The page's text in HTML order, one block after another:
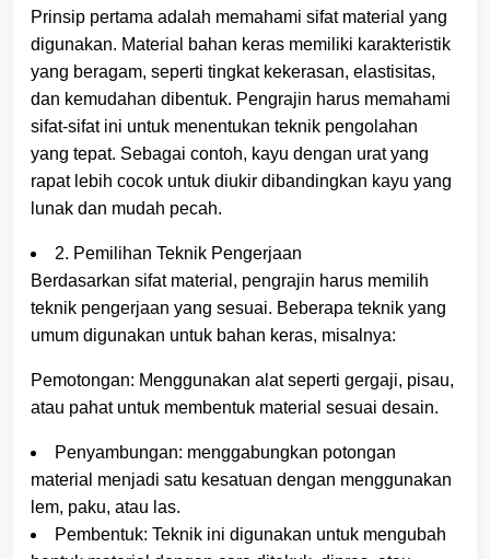
Prinsip pertama adalah memahami sifat material yang
digunakan. Material bahan keras memiliki karakteristik
yang beragam, seperti tingkat kekerasan, elastisitas,
dan kemudahan dibentuk. Pengrajin harus memahami
sifat-sifat ini untuk menentukan teknik pengolahan
yang tepat. Sebagai contoh, kayu dengan urat yang
rapat lebih cocok untuk diukir dibandingkan kayu yang
lunak dan mudah pecah.
2. Pemilihan Teknik Pengerjaan
Berdasarkan sifat material, pengrajin harus memilih
teknik pengerjaan yang sesuai. Beberapa teknik yang
umum digunakan untuk bahan keras, misalnya:
Pemotongan: Menggunakan alat seperti gergaji, pisau,
atau pahat untuk membentuk material sesuai desain.
Penyambungan: menggabungkan potongan
material menjadi satu kesatuan dengan menggunakan
lem, paku, atau las.
Pembentuk: Teknik ini digunakan untuk mengubah